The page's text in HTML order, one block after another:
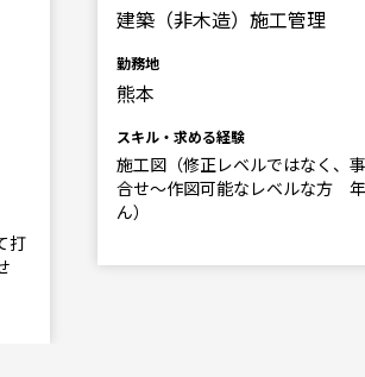
打
建築（非木造）施工管理
勤務地
熊本
スキル・求める経験
施工図（修正レベルではなく、
合せ～作図可能なレベルな方
ん）